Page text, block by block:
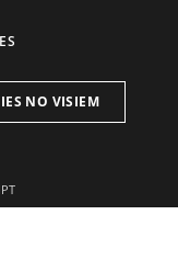
NEPILNGADĪGĀM
NO VISIEM